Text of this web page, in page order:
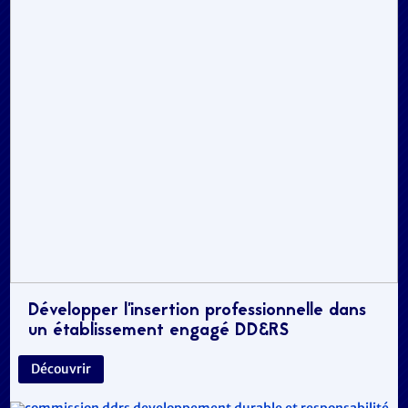
Développer l’insertion professionnelle dans
un établissement engagé DD&RS
Découvrir